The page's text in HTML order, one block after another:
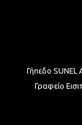
Γήπεδο SUNEL
Γραφείο